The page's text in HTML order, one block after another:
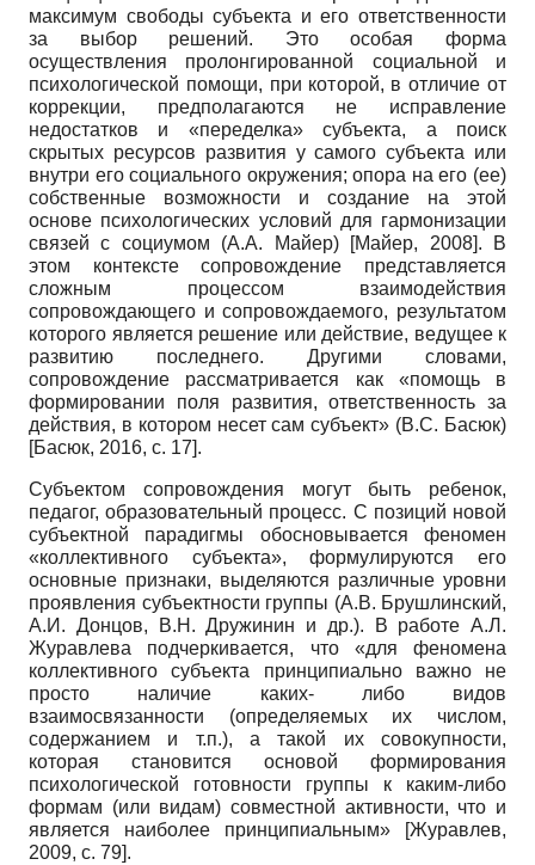
максимум свободы субъекта и его ответственности
за выбор решений. Это особая форма
осуществления пролонгированной социальной и
психологической помощи, при которой, в отличие от
коррекции, предполагаются не исправление
недостатков и «переделка» субъекта, а поиск
скрытых ресурсов развития у самого субъекта или
внутри его социального окружения; опора на его (ее)
собственные возможности и создание на этой
основе психологических условий для гармонизации
связей с социумом (А.А. Майер)
[Майер, 2008]. В
этом контексте сопровождение представляется
сложным процессом взаимодействия
сопровождающего и сопровождаемого, результатом
которого является решение или действие, ведущее к
развитию последнего. Другими словами,
сопровождение рассматривается как «помощь в
формировании поля развития, ответственность за
действия, в котором несет сам субъект» (В.С. Басюк)
[Басюк, 2016, с. 17].
Субъектом сопровождения могут быть ребенок,
педагог, образовательный процесс. С позиций новой
субъектной парадигмы обосновывается феномен
«коллективного субъекта», формулируются его
основные признаки, выделяются различные уровни
проявления субъектности группы (А.В. Брушлинский,
А.И. Донцов, В.Н. Дружинин и др.). В работе А.Л.
Журавлева подчеркивается, что «для феномена
коллективного субъекта принципиально важно не
просто наличие каких- либо видов
взаимосвязанности (определяемых их числом,
содержанием и т.п.), а такой их совокупности,
которая становится основой формирования
психологической готовности группы к каким-либо
формам (или видам) совместной активности, что и
является наиболее принципиальным»
[Журавлев,
2009, с. 79].